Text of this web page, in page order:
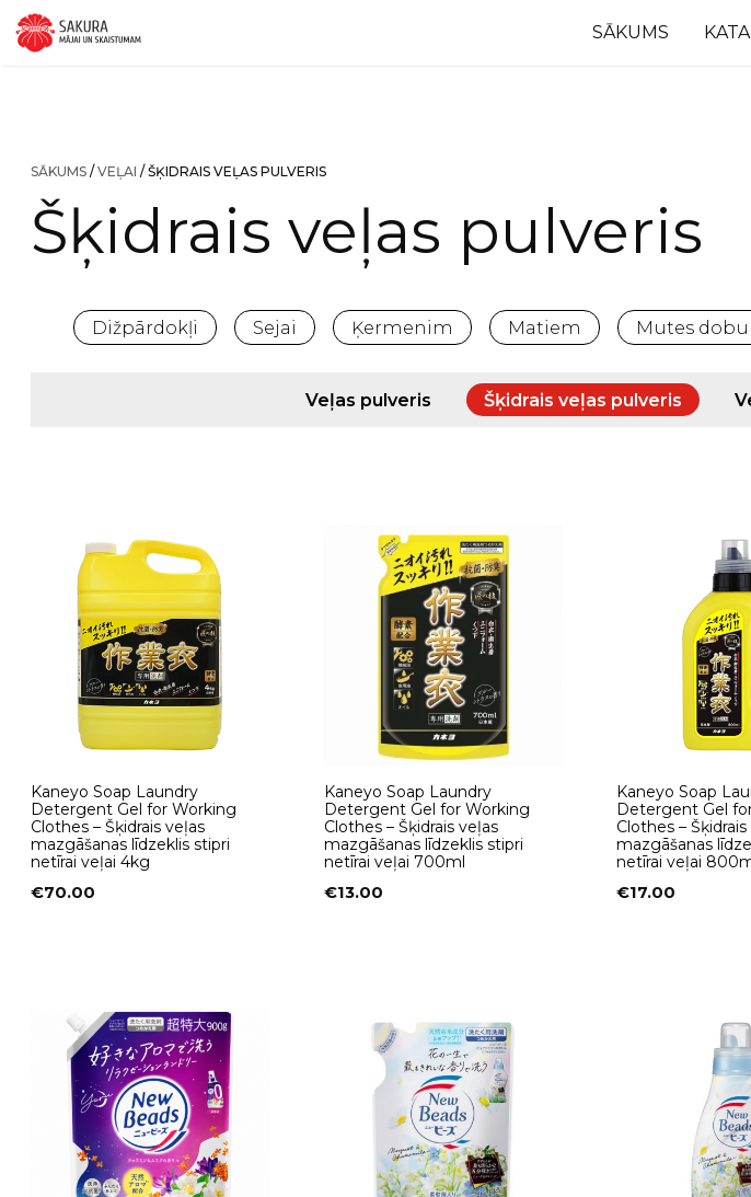
Doties
uz
SĀKUMS
SĀKUMS / VEĻAI / ŠĶIDRAIS VEĻAS PULVERIS
Šķidrais veļas pulveris
Dižpārdokļi Sejai Ķermenim Matiem Mutes
Veļas pulveris Šķidrais veļas pulveris
Kaneyo Soap Laundry
Detergent Gel for Working
Clothes – Šķidrais veļas
mazgāšanas līdzeklis stipri
netīrai veļai 4kg
€70.00
Kaneyo Soap Laundry
Detergent Gel for Working
Clothes – Šķidrais veļas
mazgāšanas līdzeklis stipri
netīrai veļai 700ml
€13.00
Kaneyo Soap
Detergent Gel
Clothes –
mazgāšanas
netīrai veļai
€17.00